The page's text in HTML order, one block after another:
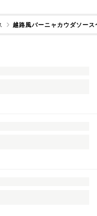
越路風バーニャカウダソー